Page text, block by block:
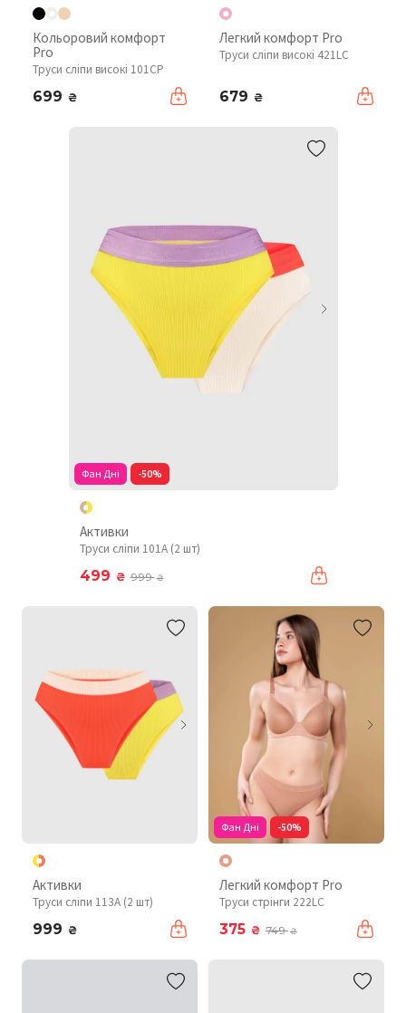
Кольоровий комфорт
Pro
Труси сліпи високі 101CP
699 ₴
Легкий комфорт Pro
Труси сліпи високі 421LC
679 ₴
Фан Дні -50%
Активки
Труси сліпи 101A (2 шт)
499 ₴ 999₴
Активки
Труси сліпи 113A (2 шт)
999 ₴
Фан Дні -50%
Легкий комфорт Pro
Труси стрінги 222LC
375 ₴ 749₴